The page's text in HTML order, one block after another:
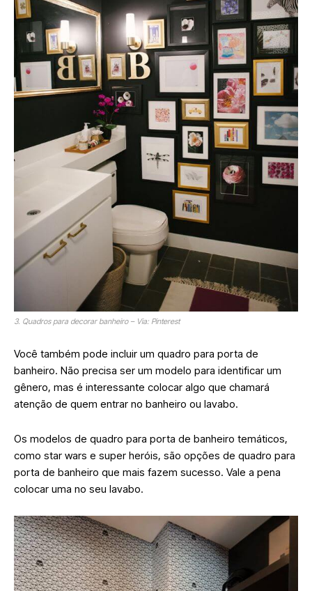
3. Quadros para decorar banheiro – Via: Pinterest
Você também pode incluir um quadro para porta de
banheiro. Não precisa ser um modelo para identificar um
gênero, mas é interessante colocar algo que chamará
atenção de quem entrar no banheiro ou lavabo.
Os modelos de quadro para porta de banheiro temáticos,
como star wars e super heróis, são opções de quadro para
porta de banheiro que mais fazem sucesso. Vale a pena
colocar uma no seu lavabo.